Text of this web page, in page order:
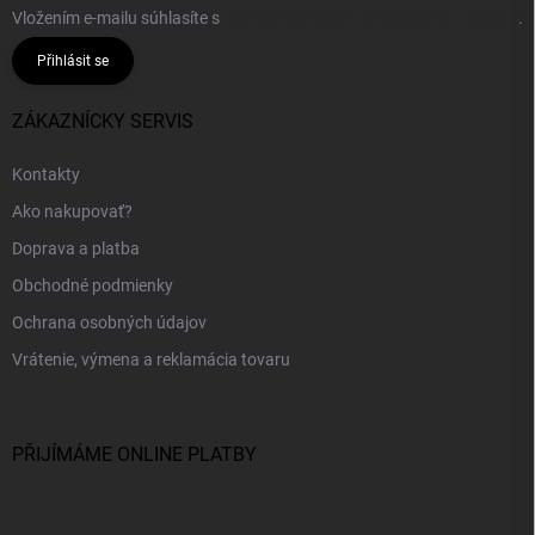
Vložením e-mailu súhlasíte s .
Přihlásit se
ZÁKAZNÍCKY SERVIS
Kontakty
Ako nakupovať?
Doprava a platba
Obchodné podmienky
Ochrana osobných údajov
Vrátenie, výmena a reklamácia tovaru
PŘIJÍMÁME ONLINE PLATBY